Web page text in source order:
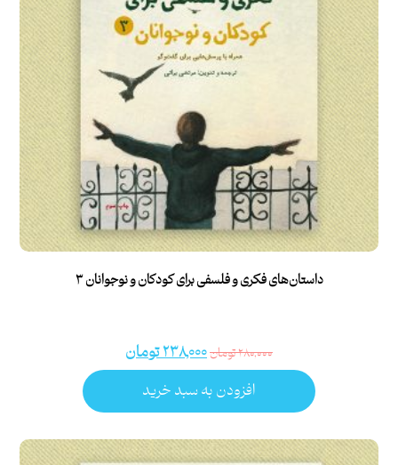
داستان‌های فکری و فلسفی برای کودکان و نوجوانان ۳
۲۸۰,۰۰۰تومان۲۳۸,۰۰۰تومان
افزودن به سبد خرید